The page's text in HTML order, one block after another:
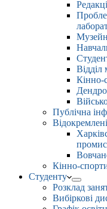
Відділ
Кінно-
Публічна
Кінно-
Студенту
Розклад
Вибіркові